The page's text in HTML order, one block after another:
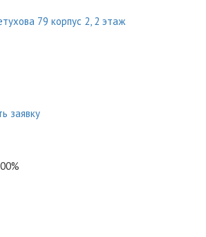
79 корпус 2, 2 этаж
заявку